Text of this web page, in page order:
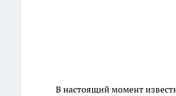
В настоящий момент